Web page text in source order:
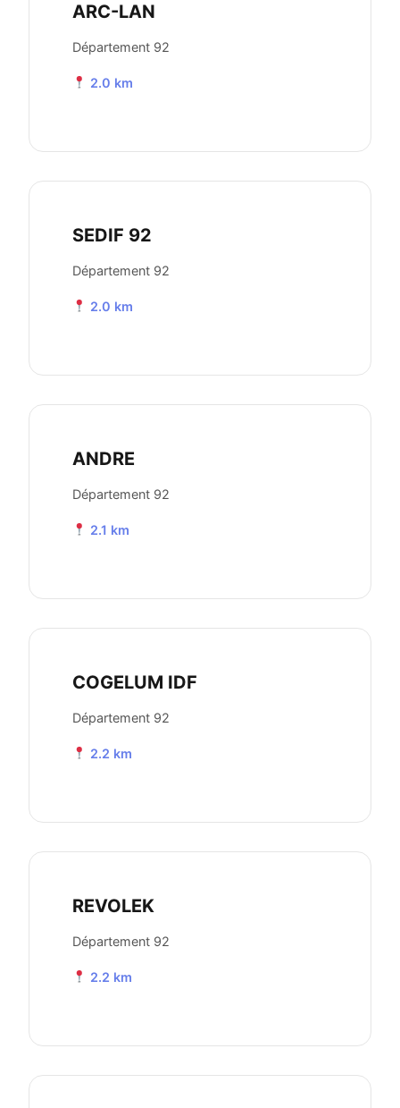
ARC-LAN
Département 92
2.0 km
SEDIF 92
Département 92
2.0 km
ANDRE
Département 92
2.1 km
COGELUM IDF
Département 92
2.2 km
REVOLEK
Département 92
2.2 km